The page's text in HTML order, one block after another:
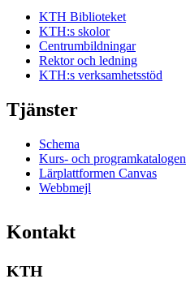
KTH Biblioteket
KTH:s skolor
Centrumbildningar
Rektor och ledning
KTH:s verksamhetsstöd
Tjänster
Schema
Kurs- och programkatalogen
Lärplattformen Canvas
Webbmejl
Kontakt
KTH